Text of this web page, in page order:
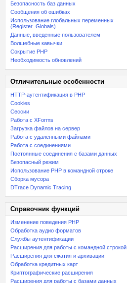
Безопасность баз данных
Сообщения об ошибках
Использование глобальных переменных
(Register_Globals)
Данные, введенные пользователем
Волшебные кавычки
Сокрытие PHP
Необходимость обновлений
Отличительные особенности
HTTP-аутентификация в PHP
Cookies
Сессии
Работа с XForms
Загрузка файлов на сервер
Работа с удаленными файлами
Работа с соединениями
Постоянные соединения с базами данных
Безопасный режим
Использование PHP в командной строке
Сборка мусора
DTrace Dynamic Tracing
Справочник функций
Изменение поведения PHP
Обработка аудио форматов
Службы аутентификации
Расширения для работы с командной строкой
Расширения для сжатия и архивации
Обработка кредитных карт
Криптографические расширения
Расширения для работы с базами данных